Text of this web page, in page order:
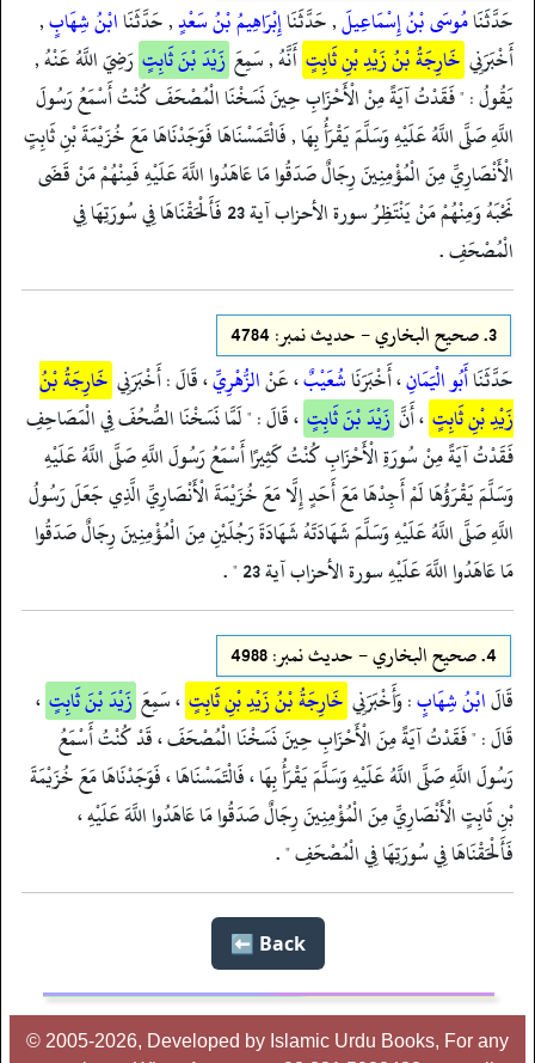
حَدَّثَنَامُوسَى بْنُ إِسْمَاعِيلَ, حَدَّثَنَاإِبْرَاهِيمُ بْنُ سَعْدٍ, حَدَّثَنَاابْنُ شِهَابٍ,
أَخْبَرَنِي خَارِجَةُ بْنُ زَيْدِ بْنِ ثَابِتٍ أَنَّهُ , سَمِعَ زَيْدَ بْنَ ثَابِتٍ رَضِيَ اللَّهُ عَنْهُ ,
يَقُولُ : " فَقَدْتُ آيَةً مِنْ الْأَحْزَابِ حِينَ نَسَخْنَا الْمُصْحَفَ كُنْتُ أَسْمَعُ رَسُولَ
اللَّهِ صَلَّى اللَّهُ عَلَيْهِ وَسَلَّمَ يَقْرَأُ بِهَا , فَالْتَمَسْنَاهَا فَوَجَدْنَاهَا مَعَ خُزَيْمَةَ بْنِ ثَابِتٍ
الْأَنْصَارِيِّ مِنَ الْمُؤْمِنِينَ رِجَالٌ صَدَقُوا مَا عَاهَدُوا اللَّهَ عَلَيْهِ فَمِنْهُمْ مَنْ قَضَى
نَحْبَهُ وَمِنْهُمْ مَنْ يَنْتَظِرُ سورة الأحزاب آية 23 فَأَلْحَقْنَاهَا فِي سُورَتِهَا فِي
الْمُصْحَفِ .
3. صحيح البخاري - حدیث نمبر: 4784
حَدَّثَنَاأَبُو الْيَمَانِ، أَخْبَرَنَاشُعَيْبٌ، عَنْالزُّهْرِيِّ، قَالَ : أَخْبَرَنِي خَارِجَةُ بْنُ
زَيْدِ بْنِ ثَابِتٍ ، أَنَّ زَيْدَ بْنَ ثَابِتٍ ، قَالَ : " لَمَّا نَسَخْنَا الصُّحُفَ فِي الْمَصَاحِفِ
فَقَدْتُ آيَةً مِنْ سُورَةِ الْأَحْزَابِ كُنْتُ كَثِيرًا أَسْمَعُ رَسُولَ اللَّهِ صَلَّى اللَّهُ عَلَيْهِ
وَسَلَّمَ يَقْرَؤُهَا لَمْ أَجِدْهَا مَعَ أَحَدٍ إِلَّا مَعَ خُزَيْمَةَ الْأَنْصَارِيِّ الَّذِي جَعَلَ رَسُولُ
اللَّهِ صَلَّى اللَّهُ عَلَيْهِ وَسَلَّمَ شَهَادَتَهُ شَهَادَةَ رَجُلَيْنِ مِنَ الْمُؤْمِنِينَ رِجَالٌ صَدَقُوا
مَا عَاهَدُوا اللَّهَ عَلَيْهِ سورة الأحزاب آية 23 " .
4. صحيح البخاري - حدیث نمبر: 4988
قَالَابْنُ شِهَابٍ: وَأَخْبَرَنِي خَارِجَةُ بْنُ زَيْدِ بْنِ ثَابِتٍ ، سَمِعَ زَيْدَ بْنَ ثَابِتٍ ،
قَالَ : " فَقَدْتُ آيَةً مِنَ الْأَحْزَابِ حِينَ نَسَخْنَا الْمُصْحَفَ ، قَدْ كُنْتُ أَسْمَعُ
رَسُولَ اللَّهِ صَلَّى اللَّهُ عَلَيْهِ وَسَلَّمَ يَقْرَأُ بِهَا ، فَالْتَمَسْنَاهَا ، فَوَجَدْنَاهَا مَعَ خُزَيْمَةَ
بْنِ ثَابِتٍ الْأَنْصَارِيِّ مِنَ الْمُؤْمِنِينَ رِجَالٌ صَدَقُوا مَا عَاهَدُوا اللَّهَ عَلَيْهِ ،
فَأَلْحَقْنَاهَا فِي سُورَتِهَا فِي الْمُصْحَفِ " .
Back ⬅️
© 2005-2026, Developed by Islamic Urdu Books, For any